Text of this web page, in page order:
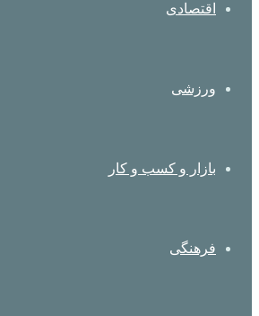
اقتصادی
ورزشی
بازار و کسب و کار
فرهنگی